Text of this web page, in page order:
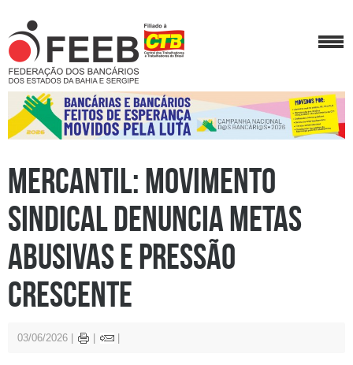
Mercantil: Movimento
sindical denuncia metas
abusivas e pressão
crescente
03/06/2026